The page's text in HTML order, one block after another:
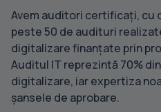
Avem auditori certificați, cu
peste 50 de audituri
digitalizare finanțate prin
Auditul IT reprezintă 70%
digitalizare, iar expertiza
șansele de aprobare.